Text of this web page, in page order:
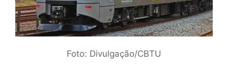
Foto: Divulgação/CBTU